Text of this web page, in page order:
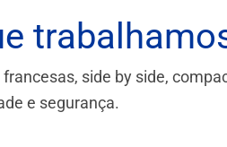
side by side,
e segurança.